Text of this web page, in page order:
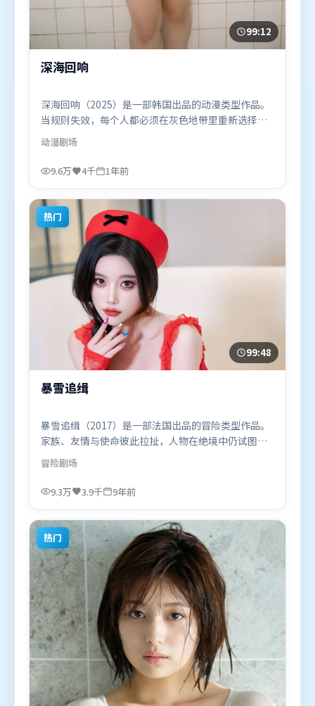
99:12
深海回响
深海回响（2025）是一部韩国出品的动漫类型作品。
当规则失效，每个人都必须在灰色地带里重新选择立
场与底线。群像刻画各有弧光，配角亦承担叙事推进
功能。由让-皮埃尔·热内执导，宋康昊、堺雅人、梁
朝伟，刘德华、周冬雨等联袂出演。影片于2025年3
题材的观众观看。
动漫剧场
9.6万 4千 1年前
热门
99:48
暴雪追缉
暴雪追缉（2017）是一部法国出品的冒险类型作品。
家族、友情与使命彼此拉扯，人物在绝境中仍试图守
住心中微光。类型元素被重新组合，既致敬经典也尝
试突破套路。由洪常秀执导，吴京、周迅、咏梅，杨
紫等联袂出演。影片于2017年3月24日（法国）在部
冒险剧场
9.3万 3.9千 9年前
热门